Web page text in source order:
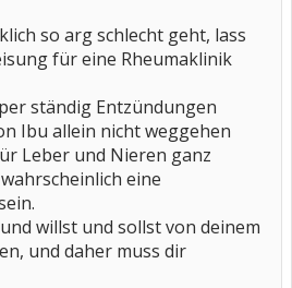
so arg schlecht geht, lass
für eine Rheumaklinik
ständig Entzündungen
Ibu allein nicht weggehen
Leber und Nieren ganz
eine
willst und sollst von deinem
und daher muss dir